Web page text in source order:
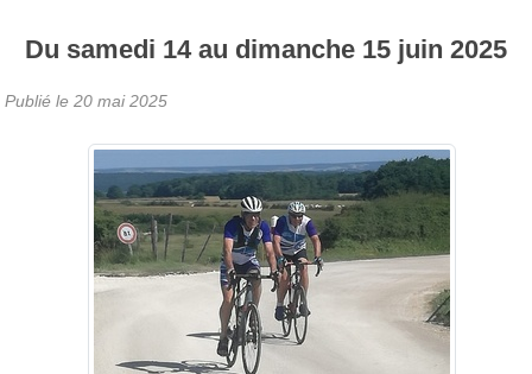
Du samedi 14au dimanche 15 juin 2025
Publié le 20 mai 2025